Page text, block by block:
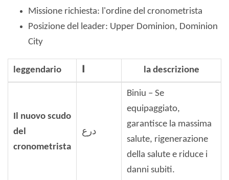
Missione richiesta: l'ordine del cronometrista
Posizione del leader: Upper Dominion, Dominion
City
leggendario ا la descrizione
Il nuovo scudo
del
cronometrista
درع
Biniu – Se
equipaggiato,
garantisce la massima
salute, rigenerazione
della salute e riduce i
danni subiti.